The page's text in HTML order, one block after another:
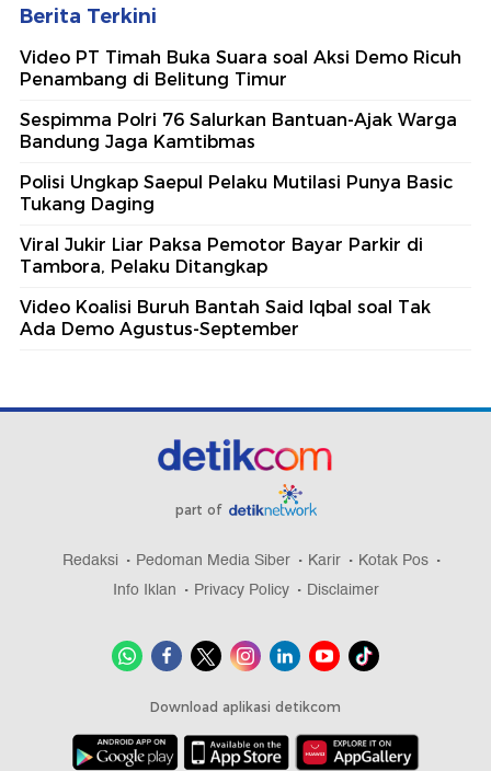
Berita Terkini
Video PT Timah Buka Suara soal Aksi Demo Ricuh
Penambang di Belitung Timur
Sespimma Polri 76 Salurkan Bantuan-Ajak Warga
Bandung Jaga Kamtibmas
Polisi Ungkap Saepul Pelaku Mutilasi Punya Basic
Tukang Daging
Viral Jukir Liar Paksa Pemotor Bayar Parkir di
Tambora, Pelaku Ditangkap
Video Koalisi Buruh Bantah Said Iqbal soal Tak
Ada Demo Agustus-September
part of
Redaksi Pedoman Media Siber Karir
Kotak Pos
Info Iklan
Privacy Policy Disclaimer
Download aplikasi detikcom